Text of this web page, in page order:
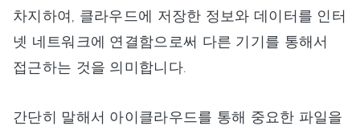
차지하여, 클라우드에 저장한 정보와 데이터를 인터
넷 네트워크에 연결함으로써 다른 기기를 통해서
접근하는 것을 의미합니다.
간단히 말해서 아이클라우드를 통해 중요한 파일을